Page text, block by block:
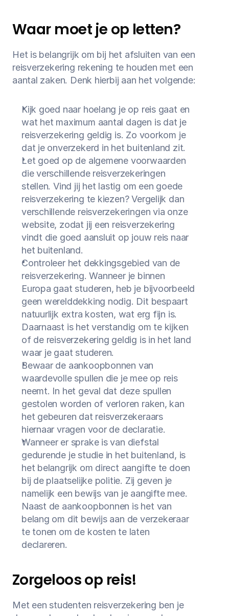
Waar moet je op letten?
Het is belangrijk om bij het afsluiten van een
reisverzekering rekening te houden met een
aantal zaken. Denk hierbij aan het volgende:
Kijk goed naar hoelang je op reis gaat en
wat het maximum aantal dagen is dat je
reisverzekering geldig is. Zo voorkom je
dat je onverzekerd in het buitenland zit.
Let goed op de algemene voorwaarden
die verschillende reisverzekeringen
stellen. Vind jij het lastig om een goede
reisverzekering te kiezen? Vergelijk dan
verschillende reisverzekeringen via onze
website, zodat jij een reisverzekering
vindt die goed aansluit op jouw reis naar
het buitenland.
Controleer het dekkingsgebied van de
reisverzekering. Wanneer je binnen
Europa gaat studeren, heb je bijvoorbeeld
geen werelddekking nodig. Dit bespaart
natuurlijk extra kosten, wat erg fijn is.
Daarnaast is het verstandig om te kijken
of de reisverzekering geldig is in het land
waar je gaat studeren.
Bewaar de aankoopbonnen van
waardevolle spullen die je mee op reis
neemt. In het geval dat deze spullen
gestolen worden of verloren raken, kan
het gebeuren dat reisverzekeraars
hiernaar vragen voor de declaratie.
Wanneer er sprake is van diefstal
gedurende je studie in het buitenland, is
het belangrijk om direct aangifte te doen
bij de plaatselijke politie. Zij geven je
namelijk een bewijs van je aangifte mee.
Naast de aankoopbonnen is het van
belang om dit bewijs aan de verzekeraar
te tonen om de kosten te laten
declareren.
Zorgeloos op reis!
Met een studenten reisverzekering ben je